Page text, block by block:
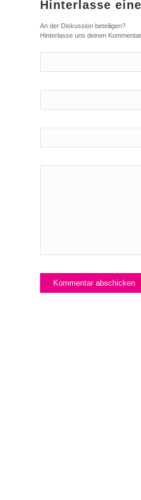
Hinterlasse
An der Diskussion beteiligen?
Hinterlasse uns deinen